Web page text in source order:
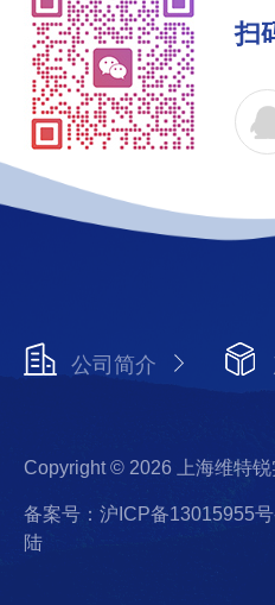
扫
公司简介
Copyright © 2026 上海维特
备案号：沪ICP备13015955
陆